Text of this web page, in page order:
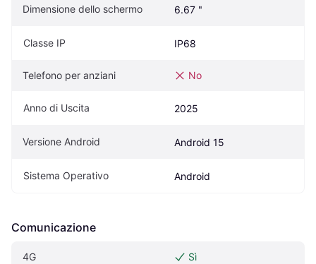
Dimensione dello schermo 6.67 "
Classe IP IP68
Telefono per anziani No
Anno di Uscita 2025
Versione Android Android 15
Sistema Operativo Android
Comunicazione
4G Sì